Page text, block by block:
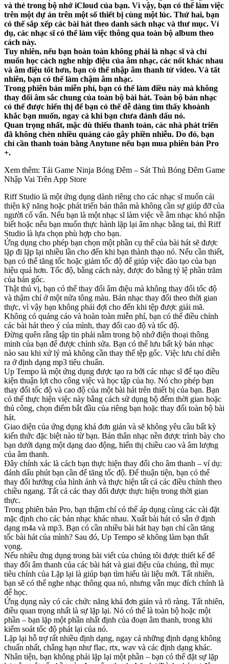
và thẻ trong bộ nhớ iCloud của bạn. Vì vậy, bạn có thể làm việc
trên một dự án trên một số thiết bị cùng một lúc. Thứ hai, bạn
có thể sắp xếp các bài hát theo danh sách nhạc và thư mục. Ví
dụ, các nhạc sĩ có thể làm việc thông qua toàn bộ album theo
cách này.
Tuy nhiên, nếu bạn hoàn toàn không phải là nhạc sĩ và chỉ
muốn học cách nghe nhịp điệu của âm nhạc, các nốt khác nhau
và âm điệu tốt hơn, bạn có thể nhập âm thanh từ video. Và tất
nhiên, bạn có thể làm chậm âm nhạc.
Trong phiên bản miễn phí, bạn có thể làm điều này mà không
thay đổi âm sắc chung của toàn bộ bài hát. Toàn bộ bản nhạc
có thể được hiển thị để bạn có thể dễ dàng tìm thấy khoảnh
khắc bạn muốn, ngay cả khi bạn chưa đánh dấu nó.
Quan trọng nhất, mặc dù thiếu thanh toán, các nhà phát triển
đã không chèn nhiều quảng cáo gây phiền nhiễu. Do đó, bạn
chỉ cần thanh toán bằng Anytune nếu bạn mua phiên bản Pro
+.
Xem thêm: Tải Game Ninja Bóng Đêm – ‎Sát Thủ Bóng Đêm Game
Nhập Vai Trên App Store
Riff Studio là một ứng dụng dành riêng cho các nhạc sĩ muốn cải
thiện kỹ năng hoặc phát triển bản thân mà không cần sự giúp đỡ của
người cố vấn. Nếu bạn là một nhạc sĩ làm việc về âm nhạc khó nhận
biết hoặc nếu bạn muốn thực hành lặp lại âm nhạc bằng tai, thì Riff
Studio là lựa chọn phù hợp cho bạn.
Ứng dụng cho phép bạn chọn một phần cụ thể của bài hát sẽ được
lặp đi lặp lại nhiều lần cho đến khi bạn thành thạo nó. Nếu cần thiết,
bạn có thể tăng tốc hoặc giảm tốc độ để giúp việc đào tạo của bạn
hiệu quả hơn. Tốc độ, bằng cách này, được đo bằng tỷ lệ phần trăm
của bản gốc.
Thật thú vị, bạn có thể thay đổi âm điệu mà không thay đổi tốc độ
và thậm chí ở một nửa tông màu. Bản nhạc thay đổi theo thời gian
thực, vì vậy bạn không phải đợi cho đến khi tệp được giải mã.
Không có quảng cáo và hoàn toàn miễn phí, bạn có thể điều chỉnh
các bài hát theo ý của mình, thay đổi cao độ và tốc độ.
Đừng quên rằng tập tin phải nằm trong bộ nhớ điện thoại thông
minh của bạn để được chỉnh sửa. Bạn có thể lưu bất kỳ bản nhạc
nào sau khi xử lý mà không cần thay thế tệp gốc. Việc lưu chỉ diễn
ra ở định dạng mp3 tiêu chuẩn.
Up Tempo là một ứng dụng được tạo ra bởi các nhạc sĩ để tạo điều
kiện thuận lợi cho công việc và học tập của họ. Nó cho phép bạn
thay đổi tốc độ và cao độ của một bài hát trên thiết bị của bạn. Bạn
có thể thực hiện việc này bằng cách sử dụng bộ đếm thời gian hoặc
thủ công, chọn điểm bắt đầu của riêng bạn hoặc thay đổi toàn bộ bài
hát.
Giao diện của ứng dụng khá đơn giản và sẽ không yêu cầu bất kỳ
kiến ​​thức đặc biệt nào từ bạn. Bản thân nhạc nền được trình bày cho
bạn dưới dạng một dạng dao động, hiển thị chiều cao và âm lượng
của âm thanh.
Đây chính xác là cách bạn thực hiện thay đổi cho âm thanh – ví dụ:
đánh dấu phút bạn cần để tăng tốc độ. Để thuận tiện, bạn có thể
thay đổi hướng của hình ảnh và thực hiện tất cả các điều chỉnh theo
chiều ngang. Tất cả các thay đổi được thực hiện trong thời gian
thực.
Trong phiên bản Pro, bạn thậm chí có thể áp dụng cùng các cài đặt
mặc định cho các bản nhạc khác nhau. Xuất bài hát có sẵn ở định
dạng m4a và mp3. Bạn có cần nhiều bài hát hay bạn chỉ cần tăng
tốc bài hát của mình? Sau đó, Up Tempo sẽ không làm bạn thất
vọng.
Nếu nhiều ứng dụng trong bài viết của chúng tôi được thiết kế để
thay đổi âm thanh của các bài hát và giai điệu của chúng, thì mục
tiêu chính của Lặp lại là giúp bạn tìm hiểu tài liệu mới. Tất nhiên,
bạn sẽ có thể nghe nhạc thông qua nó, nhưng vẫn mục đích chính là
để học.
Ứng dụng này có các chức năng khá đơn giản và rõ ràng. Tất nhiên,
điều quan trọng nhất là sự lặp lại. Nó có thể là toàn bộ hoặc một
phần – bạn lặp một phần nhất định của đoạn âm thanh, trong khi
kiểm soát tốc độ phát lại của nó.
Lặp lại hỗ trợ rất nhiều định dạng, ngay cả những định dạng không
chuẩn nhất, chẳng hạn như flac, rtx, wav và các định dạng khác.
Nhân tiện, bạn không phải lặp lại một phần – bạn có thể đặt sự lặp